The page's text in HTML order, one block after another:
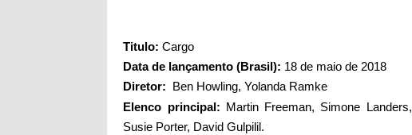
Titulo: Cargo
Data de lançamento (Brasil): 18 de maio de 2018
Diretor: Ben Howling,Yolanda Ramke
Elenco principal: Martin Freeman, Simone Landers,
Susie Porter, David Gulpilil.